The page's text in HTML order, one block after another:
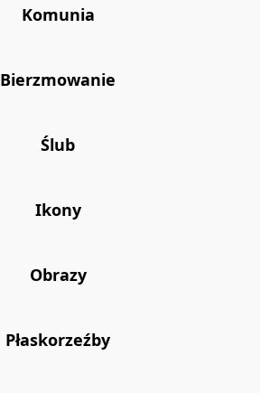
Komunia
Bierzmowanie
Ślub
Ikony
Obrazy
Płaskorzeźby